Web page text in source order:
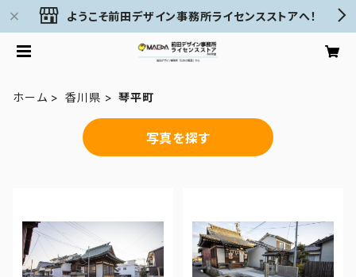
ようこそ前田デザイン事務所ライセンスストアへ！
ホーム 香川県 琴平町
写真を探す